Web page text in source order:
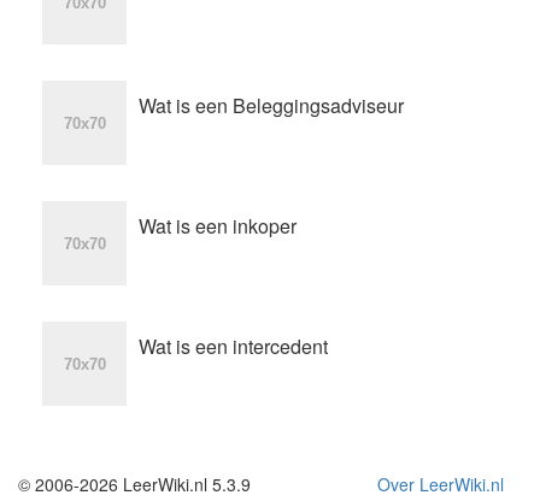
Wat is een Beleggingsadviseur
Wat is een inkoper
Wat is een intercedent
Over LeerWiki.nl
© 2006-2026 LeerWiki.nl 5.3.9